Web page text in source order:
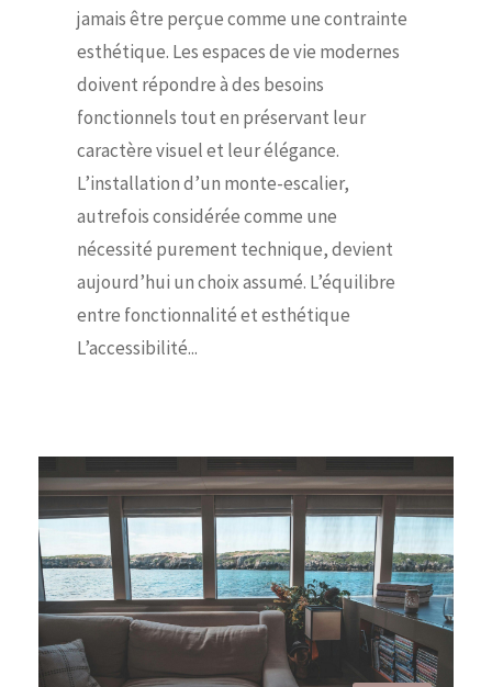
jamais être perçue comme une contrainte
esthétique. Les espaces de vie modernes
doivent répondre à des besoins
fonctionnels tout en préservant leur
caractère visuel et leur élégance.
L’installation d’un monte-escalier,
autrefois considérée comme une
nécessité purement technique, devient
aujourd’hui un choix assumé. L’équilibre
entre fonctionnalité et esthétique
L’accessibilité...